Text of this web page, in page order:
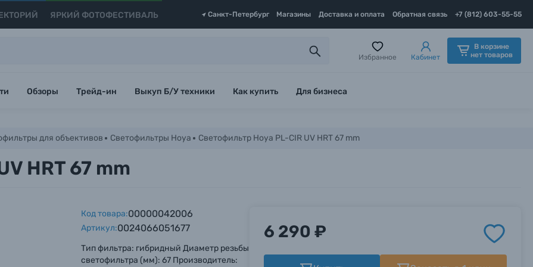
ЯРКИЙ ФОТОФЕСТИВАЛЬ Санкт-Петербург Магазины Доставка и оплата Обратная связь +7 (812) 603-55-55
Избранное Кабинет
В корзине
нет товаров
Обзоры Трейд-ин Выкуп Б/У техники Как купить Для бизнеса
для объективов Светофильтры Hoya Светофильтр Hoya PL-CIR UV HRT 67 mm
HRT 67 mm
Код товара:00000042006
Артикул:0024066051677
Тип фильтра: гибридный Диаметр резьбы
светофильтра (мм): 67 Производитель:
6 290 ₽